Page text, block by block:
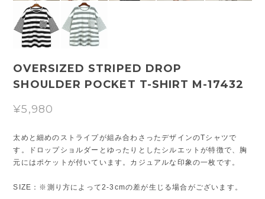
OVERSIZED STRIPED DROP
SHOULDER POCKET T-SHIRT M-17432
¥5,980
太めと細めのストライプが組み合わさったデザインのTシャツで
す。ドロップショルダーとゆったりとしたシルエットが特徴で、胸
元にはポケットが付いています。カジュアルな印象の一枚です。
SIZE：※測り方によって2-3cmの差が生じる場合がございます。